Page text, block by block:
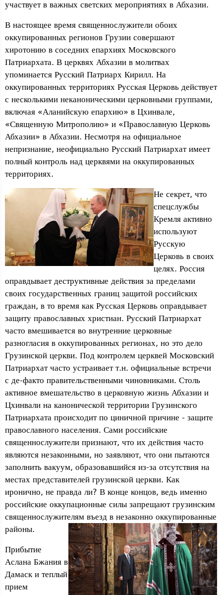
участвует в важных светских мероприятиях в Абхазии.
В настоящее время священнослужители обоих
оккупированных регионов Грузии совершают
хиротонию в соседних епархиях Московского
Патриархата. В церквях Абхазии в молитвах
упоминается Русский Патриарх Кирилл. На
оккупированных территориях Русская Церковь действует
с несколькими неканоническими церковными группами,
включая «Аланийскую епархию» в Цхинвале,
«Священную Митрополию» и «Православную Церковь
Абхазии» в Абхазии. Несмотря на официальное
непризнание, неофициально Русский Патриархат имеет
полный контроль над церквями на оккупированных
территориях.
Не секрет, что
спецслужбы
Кремля активно
используют
Русскую
Церковь в своих
целях. Россия
оправдывает деструктивные действия за пределами
своих государственных границ защитой российских
граждан, в то время как Русская Церковь оправдывает
защиту православных христиан. Русский Патриархат
часто вмешивается во внутренние церковные
разногласия в оккупированных регионах, но это дело
Грузинской церкви. Под контролем церквей Московский
Патриархат часто устраивает т.н. официальные встречи
с де-факто правительственными чиновниками. Столь
активное вмешательство в церковную жизнь Абхазии и
Цхинвали на канонической территории Грузинского
Патриархата происходит по циничной причине - защите
православного населения. Сами российские
священнослужители признают, что их действия часто
являются незаконными, но заявляют, что они пытаются
заполнить вакуум, образовавшийся из-за отсутствия на
местах представителей грузинской церкви. Как
иронично, не правда ли? В конце концов, ведь именно
российские оккупационные силы запрещают грузинским
священнослужителям въезд в незаконно оккупированные
районы.
Прибытие
Аслана Бжания в
Дамаск и теплый
прием